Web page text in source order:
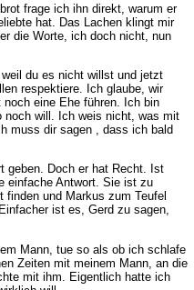
frage ich ihn direkt, warum er
hat. Das Lachen klingt mir
die Worte, ich doch nicht, nun
du es nicht willst und jetzt
respektiere. Ich glaube, wir
eine Ehe führen. Ich bin
noch will. Ich weis nicht, was mit
muss dir sagen , dass ich bald
geben. Doch er hat Recht. Ist
einfache Antwort. Sie ist zu
und Markus zum Teufel
ist es, Gerd zu sagen,
Mann, tue so als ob ich schlafe
Zeiten mit meinem Mann, an die
mit ihm. Eigentlich hatte ich